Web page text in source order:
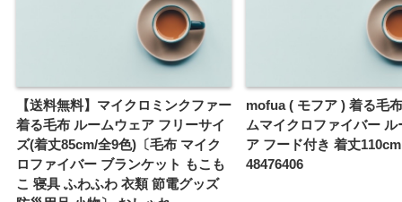
【送料無料】マイクロミンクファー
着る毛布 ルームウェア フリーサイ
ズ(着丈85cm/全9色)〔毛布 マイク
ロファイバー ブランケット もこも
こ 寝具 ふわふわ 衣類 節電グッズ
mofua ( モフア ) 着る毛
ムマイクロファイバー ル
ア フード付き 着丈
48476406